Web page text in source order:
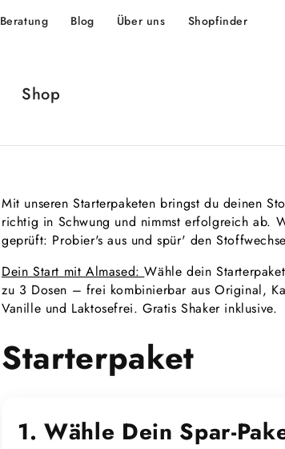
Beratung Blog Über uns Shopfinder
Shop
Mit unseren Starterpaketen bringst du deinen
richtig in Schwung und nimmst erfolgreich ab.
geprüft: Probier's aus und spür' den
Dein Start mit Almased:Wähle dein
zu 3 Dosen – frei kombinierbar aus Original,
Vanille und Laktosefrei. Gratis Shaker inklusive.
Starterpaket
1. Wähle Dein Spar-